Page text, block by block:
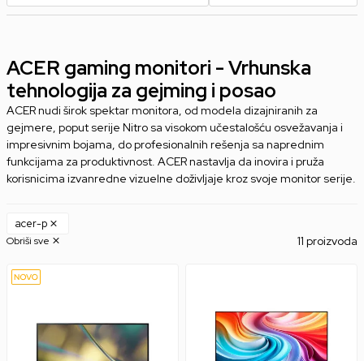
ACER gaming monitori - Vrhunska
tehnologija za gejming i posao
ACER nudi širok spektar monitora, od modela dizajniranih za
gejmere, poput serije Nitro sa visokom učestalošću osvežavanja i
impresivnim bojama, do profesionalnih rešenja sa naprednim
funkcijama za produktivnost. ACER nastavlja da inovira i pruža
korisnicima izvanredne vizuelne doživljaje kroz svoje monitor serije.
acer-p
11 proizvoda
Obriši sve